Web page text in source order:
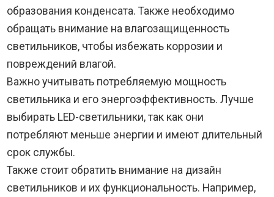
образования конденсата. Также необходимо
обращать внимание на влагозащищенность
светильников, чтобы избежать коррозии и
повреждений влагой.
Важно учитывать потребляемую мощность
светильника и его энергоэффективность. Лучше
выбирать LED-светильники, так как они
потребляют меньше энергии и имеют длительный
срок службы.
Также стоит обратить внимание на дизайн
светильников и их функциональность. Например,